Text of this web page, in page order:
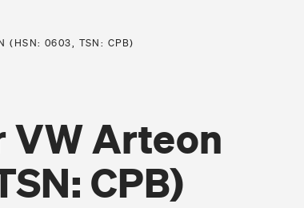
(HSN: 0603, TSN: CPB)
VW Arteon
CPB)